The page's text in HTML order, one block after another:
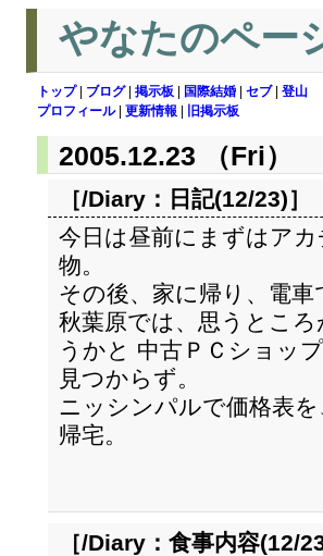
やなたのペー
トップ| ブログ| 掲示板 国際結婚 セブ| 登山
プロフィール| 更新情報 旧掲示板
2005.12.23 （Fri）
［/Diary： 日記(12/23)］
今日は昼前にまずはア
物。
その後、家に帰り、電車
秋葉原では、思うとこ
うかと 中古ＰＣショッ
見つからず。
ニッシンパルで価格表
帰宅。
［/Diary： 食事内容(12/